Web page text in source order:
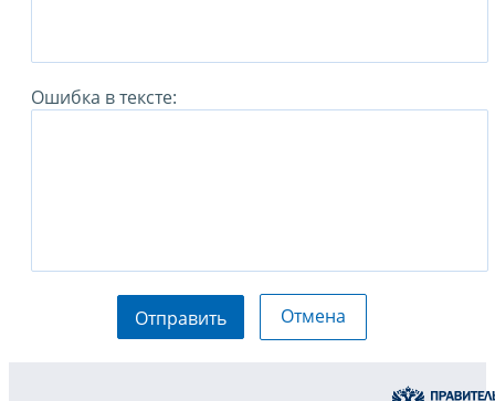
Ошибка в тексте:
Отправить Отмена